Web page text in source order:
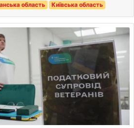
область Київська область